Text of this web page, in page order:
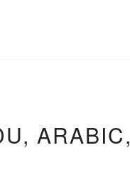
ARABIC,